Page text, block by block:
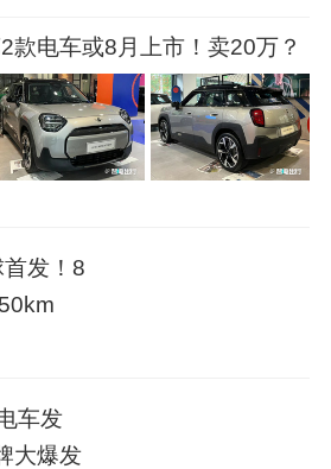
款电车或8月上市！卖20万？
发！8
车发
大爆发